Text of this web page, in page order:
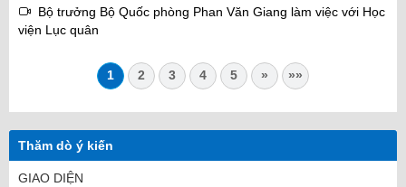
Bộ trưởng Bộ Quốc phòng Phan Văn Giang làm việc với Học
viện Lục quân
1 2 3 4 5 » »»
Thăm dò ý kiến
GIAO DIỆN